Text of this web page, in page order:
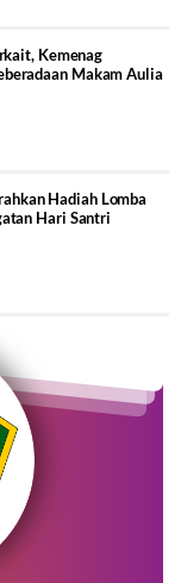
Kemenag
Makam Aulia
Hadiah Lomba
Hari Santri